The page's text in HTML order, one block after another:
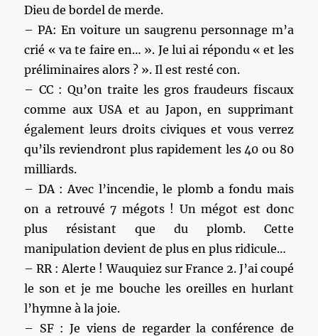
Dieu de bordel de merde.
– PA: En voiture un saugrenu personnage m’a
crié « va te faire en… ». Je lui ai répondu « et les
préliminaires alors ? ». Il est resté con.
– CC : Qu’on traite les gros fraudeurs fiscaux
comme aux USA et au Japon, en supprimant
également leurs droits civiques et vous verrez
qu’ils reviendront plus rapidement les 40 ou 80
milliards.
– DA : Avec l’incendie, le plomb a fondu mais
on a retrouvé 7 mégots ! Un mégot est donc
plus résistant que du plomb. Cette
manipulation devient de plus en plus ridicule…
– RR : Alerte ! Wauquiez sur France 2. J’ai coupé
le son et je me bouche les oreilles en hurlant
l’hymne à la joie.
– SF : Je viens de regarder la conférence de